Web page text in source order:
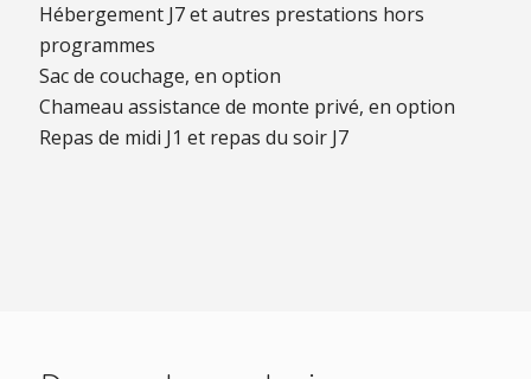
Hébergement J7 et autres prestations hors
programmes
Sac de couchage, en option
Chameau assistance de monte privé, en option
Repas de midi J1 et repas du soir J7